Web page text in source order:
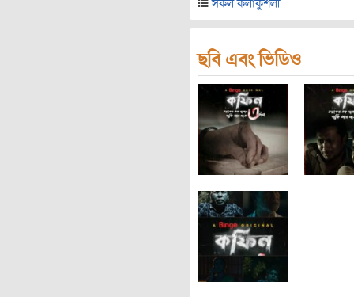
সকল কলাকুশলী
ছবি এবং ভিডিও